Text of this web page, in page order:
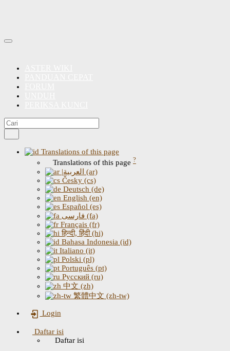
Translations of this page
Translations of this page ?
|العربية (ar)
Česky (cs)
Deutsch (de)
English (en)
Español (es)
فارسی (fa)
Français (fr)
हिन्दी, हिंदी (hi)
Bahasa Indonesia (id)
Italiano (it)
Polski (pl)
Português (pt)
Русский (ru)
中文 (zh)
繁體中文 (zh-tw)
Login
Daftar isi
Daftar isi